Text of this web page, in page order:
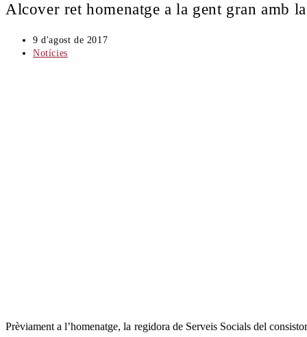
Alcover ret homenatge a la gent gran amb
Entrada
publicada:
9 d'agost de 2017
Categoria
Notícies
Prèviament a l’homenatge, la regidora de Serveis Socials del